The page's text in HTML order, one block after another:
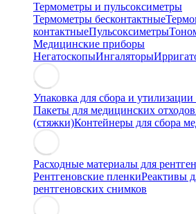
Термометры и пульсоксиметры
Термометры бесконтактные
контактныеПульсоксиметры
Медицинские приборы
НегатоскопыИнгаляторы
Упаковка для сбора и
Пакеты для медицинских отходов
(стяжки)Контейнеры для сбора
Расходные материалы для
Рентгеновские пленкиРеактивы
рентгеновских снимков